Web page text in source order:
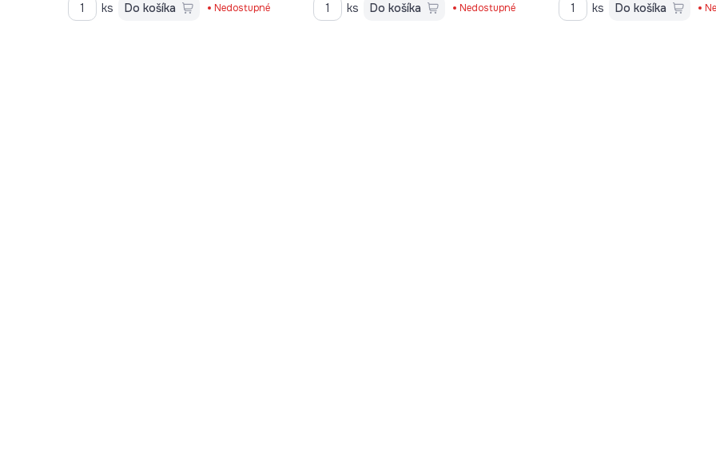
ks Do košíka Nedostupné ks Do košíka Nedostupné ks Do košíka